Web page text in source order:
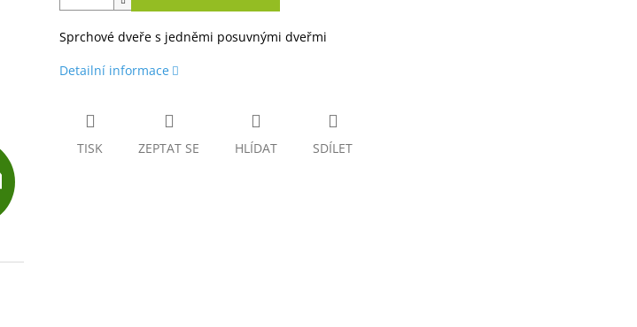
Z
D
Sprchové dveře s jedněmi posuvnými dveřmi
Detailní informace
TISK ZEPTAT SE HLÍDAT SDÍLET